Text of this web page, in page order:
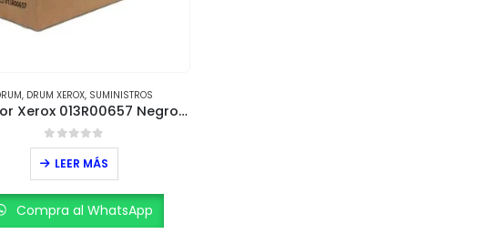
, DRUM XEROX, SUMINISTROS
Tambor Xerox 013R00657 Negro – Alta Durabilidad (67,000 páginas)
0out of 5
LEER MÁS
Compra al WhatsApp